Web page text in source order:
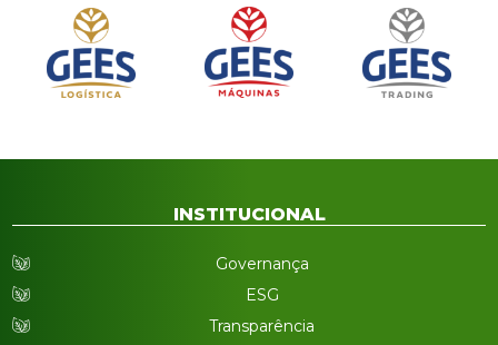
INSTITUCIONAL
Governança
ESG
Transparência